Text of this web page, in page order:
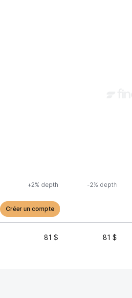
+2% depth -2% depth
Créer un compte
81 $ 81 $